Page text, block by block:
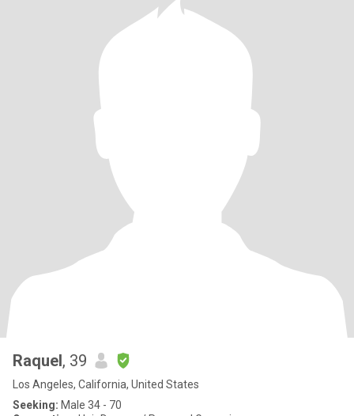
Raquel, 39
Los Angeles, California, United States
Seeking: Male 34 - 70